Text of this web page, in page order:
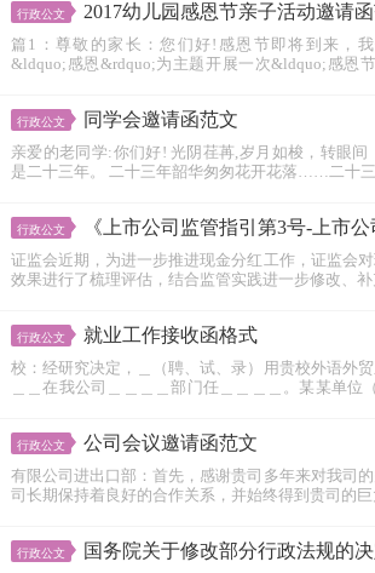
行政公文 2017幼儿园感恩节亲子活动邀请
篇1：尊敬的家长：您们好!感恩节即将到来，
&ldquo;感恩&rdquo;为主题开展一次&ldquo;感恩
行政公文 同学会邀请函范文
亲爱的老同学:你们好! 光阴荏苒,岁月如梭，转眼间
是二十三年。 二十三年韶华匆匆花开花落……二十
行政公文 《上市公司监管指引第3号-上市公
证监会近期，为进一步推进现金分红工作，证监会
效果进行了梳理评估，结合监管实践进一步修改、
行政公文 就业工作接收函格式
校：经研究决定，＿（聘、试、录）用贵校外语外贸
＿＿在我公司＿＿＿＿部门任＿＿＿＿。某某单位
行政公文 公司会议邀请函范文
有限公司进出口部：首先，感谢贵司多年来对我司
司长期保持着良好的合作关系，并始终得到贵司的巨
行政公文 国务院关于修改部分行政法规的